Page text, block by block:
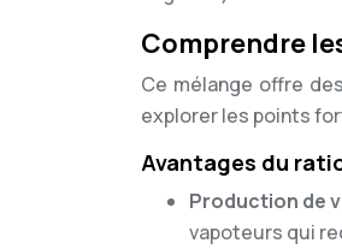
Comprendre
Ce mélange offre
explorer les points
Avantages du
Production de
vapoteurs qui